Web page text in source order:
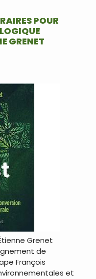
POUR
GRENET
Grenet
de
François
et